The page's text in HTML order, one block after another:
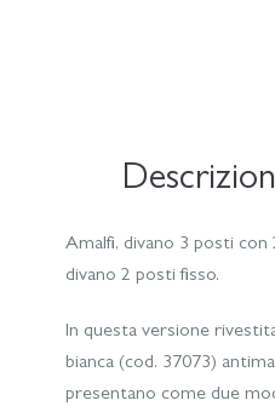
Amalfi, divano 3 posti
divano 2 posti fisso.
In questa versione
bianca (cod. 37073)
presentano come due